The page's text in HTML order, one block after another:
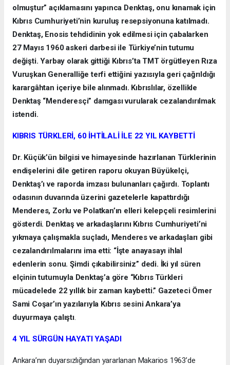
olmuştur” açıklamasını yapınca Denktaş, onu kınamak için
Kıbrıs Cumhuriyeti’nin kuruluş resepsiyonuna katılmadı.
Denktaş, Enosis tehdidinin yok edilmesi için çabalarken
27 Mayıs 1960 askeri darbesi ile Türkiye’nin tutumu
değişti. Yarbay olarak gittiği Kıbrıs’ta TMT örgütleyen Rıza
Vuruşkan Generalliğe terfi ettiğini yazısıyla geri çağrıldığı
karargâhtan içeriye bile alınmadı. Kıbrıslılar, özellikle
Denktaş “Menderesçi” damgası vurularak cezalandırılmak
istendi.
KIBRIS TÜRKLERİ, 60 İHTİLALİ İLE 22 YIL KAYBETTİ
Dr. Küçük’ün bilgisi ve himayesinde hazırlanan Türklerinin
endişelerini dile getiren raporu okuyan Büyükelçi,
Denktaş’ı ve raporda imzası bulunanları çağırdı. Toplantı
odasının duvarında üzerini gazetelerle kapattırdığı
Menderes, Zorlu ve Polatkan’ın elleri kelepçeli resimlerini
gösterdi. Denktaş ve arkadaşlarını Kıbrıs Cumhuriyeti’ni
yıkmaya çalışmakla suçladı, Menderes ve arkadaşları gibi
cezalandırılmalarını ima etti: “İşte anayasayı ihlal
edenlerin sonu. Şimdi çıkabilirsiniz” dedi. İki yıl süren
elçinin tutumuyla Denktaş’a göre “Kıbrıs Türkleri
mücadelede 22 yıllık bir zaman kaybetti.” Gazeteci Ömer
Sami Coşar’ın yazılarıyla Kıbrıs sesini Ankara’ya
duyurmaya çalıştı.
4 YIL SÜRGÜN HAYATI YAŞADI
Ankara’nın duyarsızlığından yararlanan Makarios 1963’de